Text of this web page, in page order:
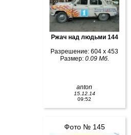
Ржач над людьми 144
Разрешение: 604 x 453
Размер: 0.09 Мб.
anton
15.12.14
09:52
Фото № 145